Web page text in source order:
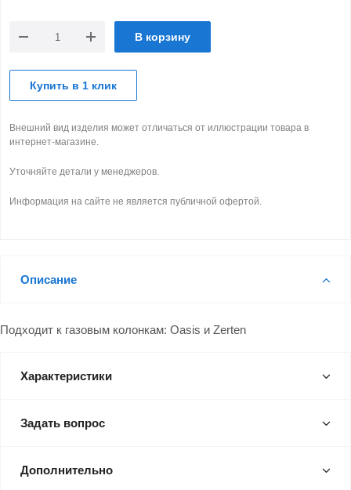
В корзину
Купить в 1 клик
Внешний вид изделия может отличаться от иллюстрации товара в
интернет-магазине.
Уточняйте детали у менеджеров.
Информация на сайте не является публичной офертой.
Описание
Подходит к газовым колонкам: Oasis и Zerten
Характеристики
Задать вопрос
Дополнительно